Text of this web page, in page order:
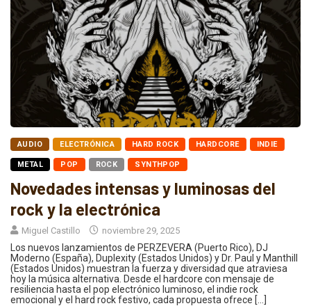
AUDIO ELECTRÓNICA HARD ROCK HARDCORE INDIE
METAL POP ROCK SYNTHPOP
Novedades intensas y luminosas del
rock y la electrónica
Miguel Castillo noviembre 29, 2025
Los nuevos lanzamientos de PERZEVERA (Puerto Rico), DJ
Moderno (España), Duplexity (Estados Unidos) y Dr. Paul y Manthill
(Estados Unidos) muestran la fuerza y diversidad que atraviesa
hoy la música alternativa. Desde el hardcore con mensaje de
resiliencia hasta el pop electrónico luminoso, el indie rock
emocional y el hard rock festivo, cada propuesta ofrece […]